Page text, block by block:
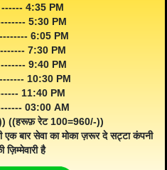
------ 4:35 PM
5:30 PM
--------- 6:05 PM
-------- 7:30 PM
------- 9:40 PM
10:30 PM
11:40 PM
03:00 AM
((हरूफ़ रेट 100=960/-))
बार सेवा का मोका ज़रूर दे सट्टा कंपनी
है